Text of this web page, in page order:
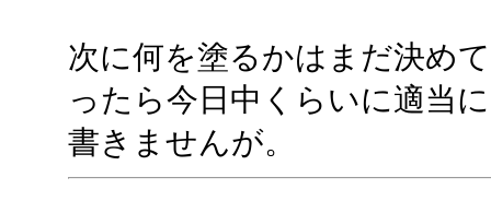
次に何を塗るかはまだ決め
ったら今日中くらいに適当
書きませんが。